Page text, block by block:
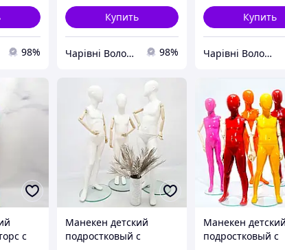
98%
Купить
Чарівні Волошки 98%
Купить
Чарівні Волошки
с
Манекен детский
подростковый с
Манекен
подростковый с